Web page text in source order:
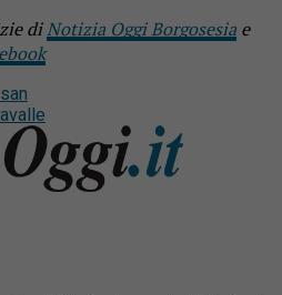
diNotizia Oggi Borgosesia e